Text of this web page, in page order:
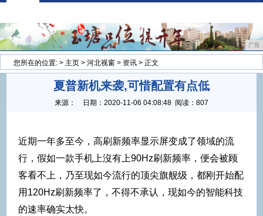
广告
您所在的位置: > 主页 > 河北视窗 > 资讯 > 正文
夏普新机来袭,可惜配置有点低
来源： 日期： 2020-11-06 04:08:48 阅读：807
近期一年多至今，高刷新频率显示屏变成了领域的流
行，假如一款手机上沒有上90Hz刷新频率，便会被顾
客看不上，乃至现如今流行的顶尖旗舰级，都刚开始配
用120Hz刷新频率了，不得不承认，现如今的智能科技
的速率确实太快。